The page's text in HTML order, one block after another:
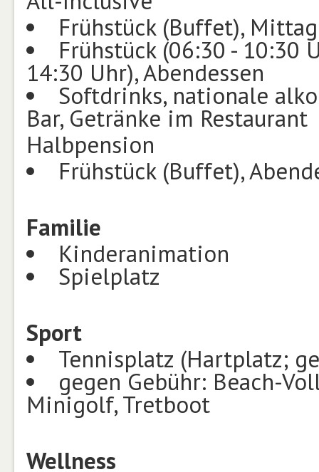
Frühstück (Buffet),
Frühstück (06:30 - 10:30
14:30 Uhr), Abendessen
Softdrinks, nationale
Bar, Getränke im Restaurant
Halbpension
Frühstück (Buffet),
Familie
Kinderanimation
Spielplatz
Sport
Tennisplatz (Hartplatz;
gegen Gebühr: Beach-
Minigolf, Tretboot
Wellness